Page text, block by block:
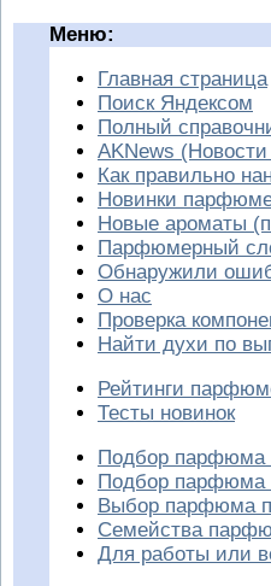
Меню:
Главная страница
Поиск Яндексом
Полный
AKNews
Как правильно
Новинки
Новые ароматы
Парфюмерный
Обнаружили
О нас
Проверка
Найти духи по
Рейтинги
Тесты новинок
Подбор парфюма
Подбор
Выбор парфюма
Семейства
Для работы или